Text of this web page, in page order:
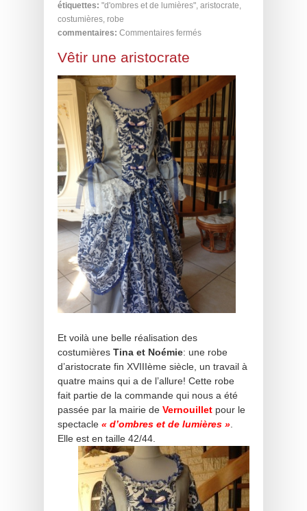
étiquettes: "d'ombres et de lumières", aristocrate,
costumières, robe
commentaires: Commentaires fermés
Vêtir une aristocrate
Et voilà une belle réalisation des
costumières Tina et Noémie: une robe
d’aristocrate fin XVIIIème siècle, un travail à
quatre mains qui a de l’allure! Cette robe
fait partie de la commande qui nous a été
passée par la mairie de Vernouillet pour le
spectacle « d’ombres et de lumières »
Elle est en taille 42/44.